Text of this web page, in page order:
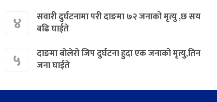
४
सवारी दुर्घटनामा परी दाङमा ७२ जनाको मृत्यु ,छ सय
बढि घाईते
५
दाङमा बोलेरो जिप दुर्घटना हुदा एक जनाको मृत्यु,तिन
जना घाईते